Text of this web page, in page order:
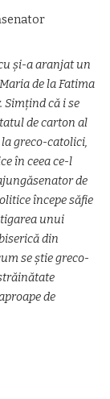
și-a aranjat un
de la Fatima
Simțind că i se
de carton al
greco-catolici,
în ceea ce-l
de
începe săfie
unui
din
se știe greco-
de